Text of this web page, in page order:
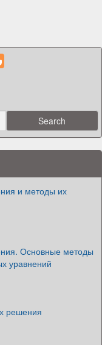
и методы их
Основные методы
уравнений
решения